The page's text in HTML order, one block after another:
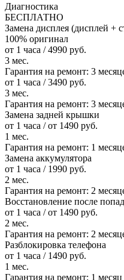
Диагностика
БЕСПЛАТНО
Замена дисплея (дисплей +
100% оригинал
от 1 часа / 4990 руб.
3 мес.
Гарантия на ремонт: 3
от 1 часа / 3490 руб.
3 мес.
Гарантия на ремонт: 3
Замена задней крышки
от 1 часа / от 1490 руб.
1 мес.
Гарантия на ремонт: 1
Замена аккумулятора
от 1 часа / 1990 руб.
2 мес.
Гарантия на ремонт: 2
Восстановление после
от 1 часа / от 1490 руб.
2 мес.
Гарантия на ремонт: 2
Разблокировка телефона
от 1 часа / 1490 руб.
1 мес.
Гарантия на ремонт: 1 месяц